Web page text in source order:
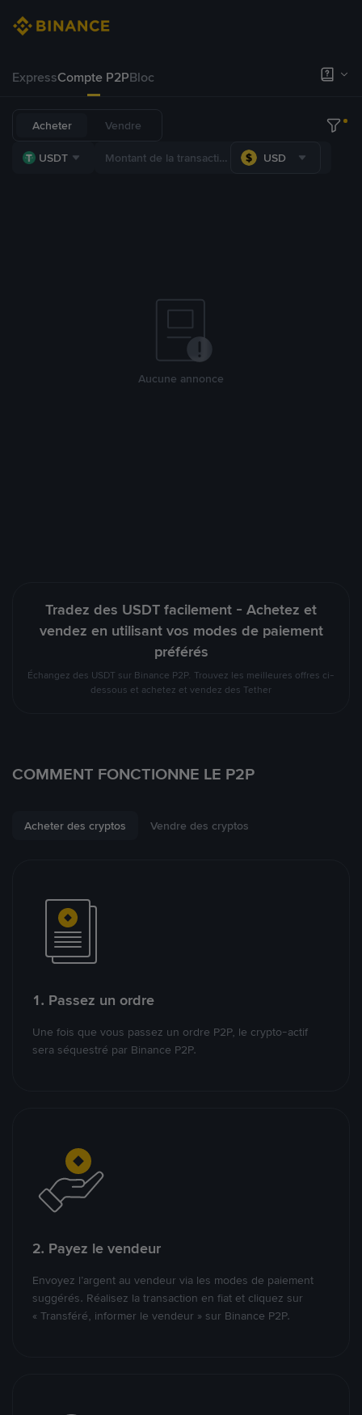
ExpressCompte P2PBloc
Acheter Vendre
USDT USD
Aucune annonce
Tradez des USDT facilement - Achetez et
vendez en utilisant vos modes de paiement
préférés
Échangez des USDT sur Binance P2P. Trouvez les meilleures offres ci-
dessous et achetez et vendez des Tether
COMMENT FONCTIONNE LE P2P
Acheter des cryptos Vendre des cryptos
1. Passez un ordre
Une fois que vous passez un ordre P2P, le crypto-actif
sera séquestré par Binance P2P.
2. Payez le vendeur
Envoyez l’argent au vendeur via les modes de paiement
suggérés. Réalisez la transaction en fiat et cliquez sur
« Transféré, informer le vendeur » sur Binance P2P.